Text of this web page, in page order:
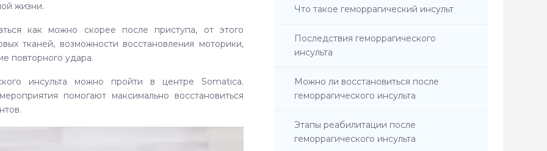
жизни.
как можно скорее после приступа, от этого
тканей, возможности восстановления моторики,
повторного удара.
инсульта можно пройти в центре Somatica.
помогают максимально восстановиться
Что такое геморрагический инсульт
Последствия геморрагического
инсульта
Можно ли восстановиться после
геморрагического инсульта
Этапы реабилитации после
геморрагического инсульта